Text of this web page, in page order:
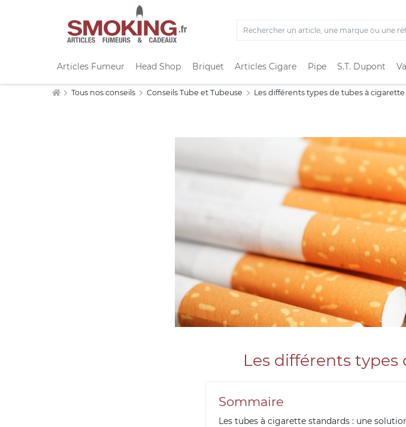
Articles Fumeur Head Shop Briquet Articles Cigare Pipe S.T. Dupont
Tous nos conseils Conseils Tube et Tubeuse Les différents types de tubes à cigarette
Les différents
Sommaire
Les tubes à cigarette standards : une